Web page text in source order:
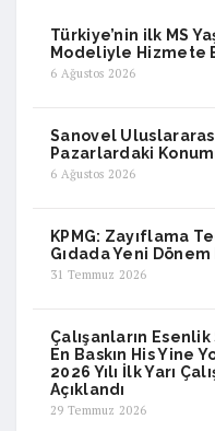
Türkiye’nin ilk MS
Modeliyle Hizmete
6 Ağustos 2026
Sanovel
Pazarlardaki
6 Ağustos 2026
KPMG: Zayıflama
Gıdada Yeni Dönem
31 Temmuz 2026
Çalışanların
En Baskın His Yine
2026 Yılı İlk Yarı
Açıklandı
29 Temmuz 2026